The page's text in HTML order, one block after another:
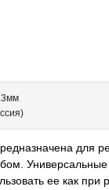
для
ее как при